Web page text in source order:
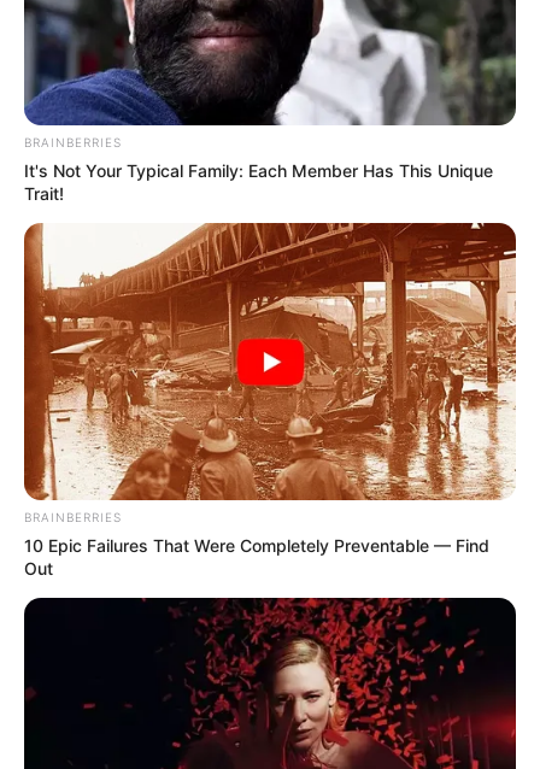
IZ*ONE
130
fans love
VOTE
Debut:
29 Oktober2018
Asal:
Korea Selatan
Jumlah Anggota:
12 Member
Fandom:
WIZ*ONE
IZ*ONE adalah grup penyanyi wanita asal Korea Selatan-Jepang
yang dibentuk oleh CJ E&M melalui programProduce 48
, season
Produce 101di Mnet.
BRAINBERRIES
It's Not Your Typical Family: Each Member Has This Unique
Trait!
BRAINBERRIES
10 Epic Failures That Were Completely Preventable — Find
Out